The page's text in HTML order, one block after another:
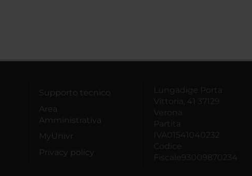
Supporto tecnico
Area
Amministrativa
MyUnivr
Privacy policy
Lungadige Porta
Vittoria, 41 37129
Verona
Partita
IVA01541040232
Codice
Fiscale93009870234